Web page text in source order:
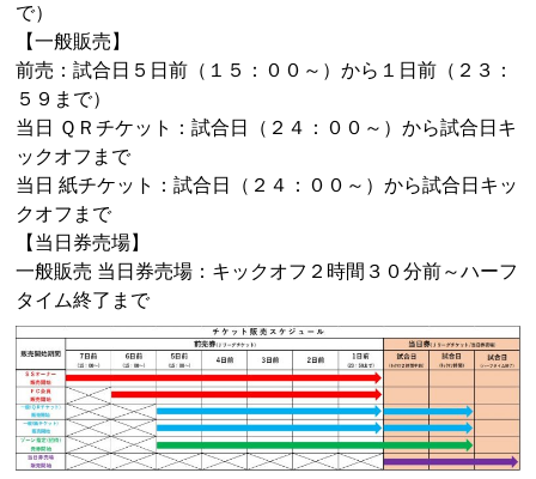
で）
【一般販売】
前売：試合日５日前（１５：００～）から１日前（２３：
５９まで）
当日 ＱＲチケット：試合日（２４：００～）から試合日キ
ックオフまで
当日 紙チケット：試合日（２４：００～）から試合日キッ
クオフまで
【当日券売場】
一般販売 当日券売場：キックオフ２時間３０分前～ハーフ
タイム終了まで